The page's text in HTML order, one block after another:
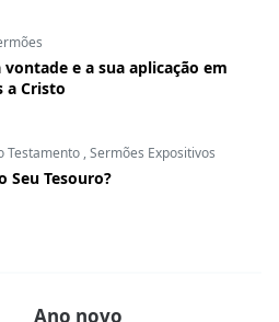
e a sua aplicação em
a Cristo
Testamento ,Sermões Expositivos
Seu Tesouro?
Ano novo